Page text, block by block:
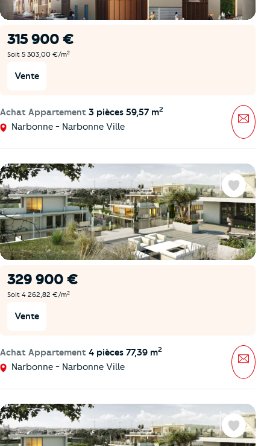
315 900 €
Soit 5 303,00 €/m2
Vente
Achat Appartement 3 pièces 59,57 m2
Narbonne - Narbonne Ville
329 900 €
Soit 4 262,82 €/m2
Vente
Achat Appartement 4 pièces 77,39 m2
Narbonne - Narbonne Ville
Favoris
Favoris